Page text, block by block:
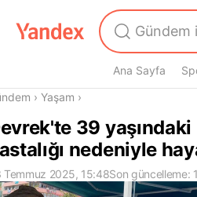
Ana Sayfa
› Yaşam ›
39
nedeniyle
Temmuz 2025, 15:48Son güncelleme: